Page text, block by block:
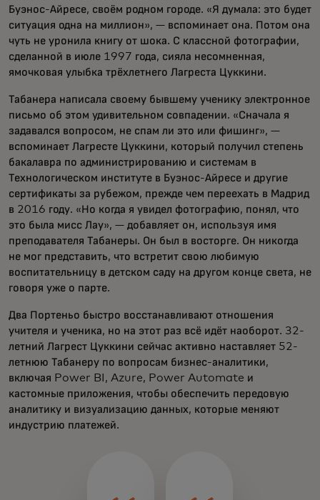
Буэнос-Айресе, своём родном городе. «Я думала: это будет
ситуация одна на миллион», — вспоминает она. Потом она
чуть не уронила книгу от шока. С классной фотографии,
сделанной в июле 1997 года, сияла несомненная,
ямочковая улыбка трёхлетнего Лагреста Цуккини.
Табанера написала своему бывшему ученику электронное
письмо об этом удивительном совпадении. «Сначала я
задавался вопросом, не спам ли это или фишинг», —
вспоминает Лагресте Цуккини, который получил степень
бакалавра по администрированию и системам в
Технологическом институте в Буэнос-Айресе и другие
сертификаты за рубежом, прежде чем переехать в Мадрид
в 2016 году. «Но когда я увидел фотографию, понял, что
это была мисс Лау», — добавляет он, используя имя
преподавателя Табанеры. Он был в восторге. Он никогда
не мог представить, что встретит свою любимую
воспитательницу в детском саду на другом конце света, не
говоря уже о парте.
Два Портеньо быстро восстанавливают отношения
учителя и ученика, но на этот раз всё идёт наоборот. 32-
летний Лагрест Цуккини сейчас активно наставляет 52-
летнюю Табанеру по вопросам бизнес-аналитики,
включая Power BI, Azure, Power Automate и
кастомные приложения, чтобы обеспечить передовую
аналитику и визуализацию данных, которые меняют
индустрию платежей.